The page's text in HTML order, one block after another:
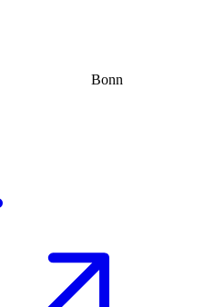
Bonn